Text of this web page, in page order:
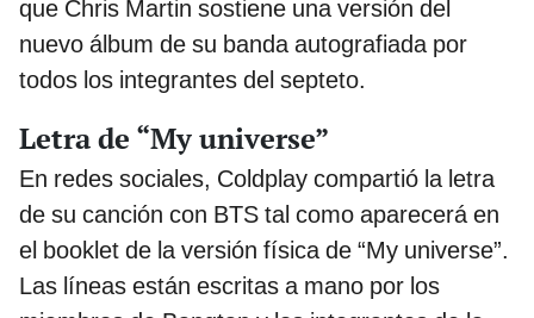
que Chris Martin sostiene una versión del
nuevo álbum de su banda autografiada por
todos los integrantes del septeto.
Letra de “My universe”
En redes sociales, Coldplay compartió la letra
de su canción con BTS tal como aparecerá en
el booklet de la versión física de “My universe”.
Las líneas están escritas a mano por los